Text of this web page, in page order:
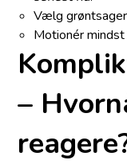
Vælg
Motionér
–